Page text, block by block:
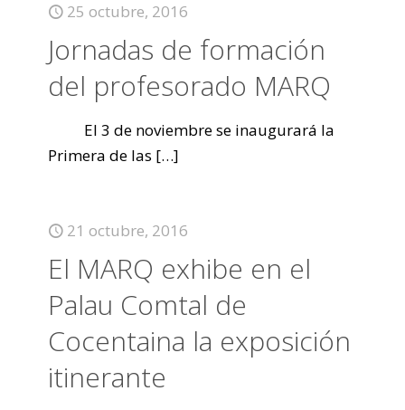
25 octubre, 2016
Jornadas de formación
del profesorado MARQ
El 3 de noviembre se inaugurará la
Primera de las […]
21 octubre, 2016
El MARQ exhibe en el
Palau Comtal de
Cocentaina la exposición
itinerante